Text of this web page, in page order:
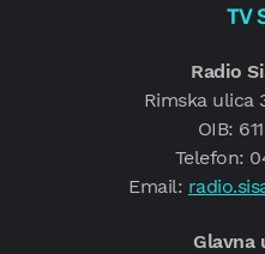
TV
Radio
Rimska ulica
OIB:
Telefon:
Email:
Glavna